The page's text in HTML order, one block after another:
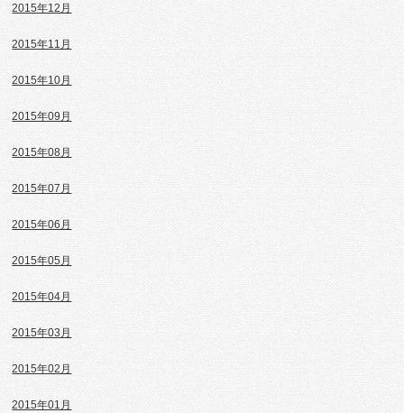
2015年12月
2015年11月
2015年10月
2015年09月
2015年08月
2015年07月
2015年06月
2015年05月
2015年04月
2015年03月
2015年02月
2015年01月